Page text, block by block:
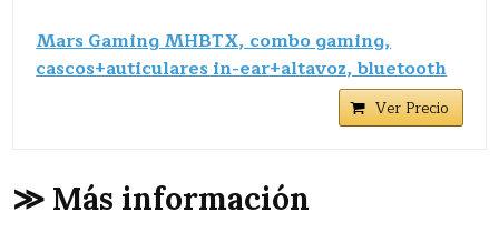
Mars Gaming MHBTX, combo gaming,
cascos+auticulares in-ear+altavoz, bluetooth
Ver Precio
≫ Más información